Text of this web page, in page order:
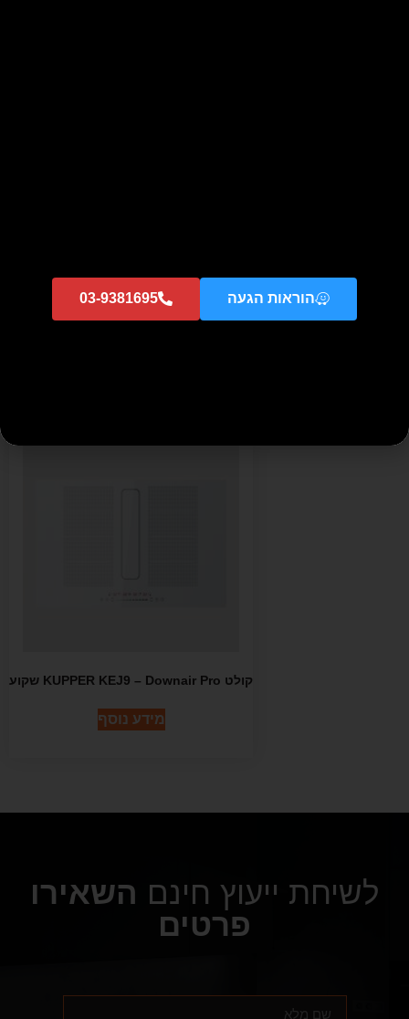
קולט KUPPER KEJ9 – Downair Pro שקוע
מידע נוסף
לשיחת ייעוץ חינם השאירו
פרטים
הוראות הגעה 03-9381695